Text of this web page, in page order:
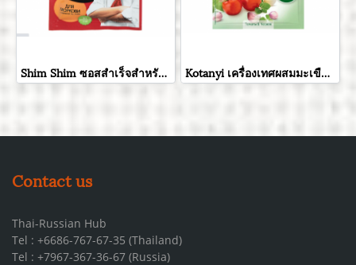
Shim Shim ซอสสำเร็จสำหรับปรุงสลัดแครอท ขนาด 60 กรัม Kotanyi เครื่องเทศผสมมะเขือเทศและกระเทียมอบแห้ง ขนาด 20 กรัม
Contact us
Thai-Russian Hub
Tel : +6686-767-67-35 (Thailand)
Tel : +7967-367-36-67 (Russia)